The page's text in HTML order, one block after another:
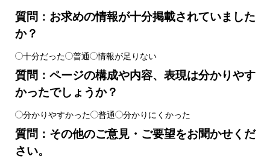
質問：お求めの情報が十分掲載されていました
か？
十分だった 普通 情報が足りない
質問：ページの構成や内容、表現は分かりやす
かったでしょうか？
分かりやすかった 普通 分かりにくかった
質問：その他のご意見・ご要望をお聞かせくだ
さい。